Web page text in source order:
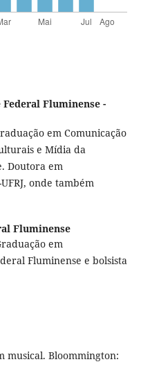
Fluminense -
em Comunicação
e Mídia da
Doutora em
onde também
Fluminense
em
Fluminense e bolsista
musical. Bloommington: